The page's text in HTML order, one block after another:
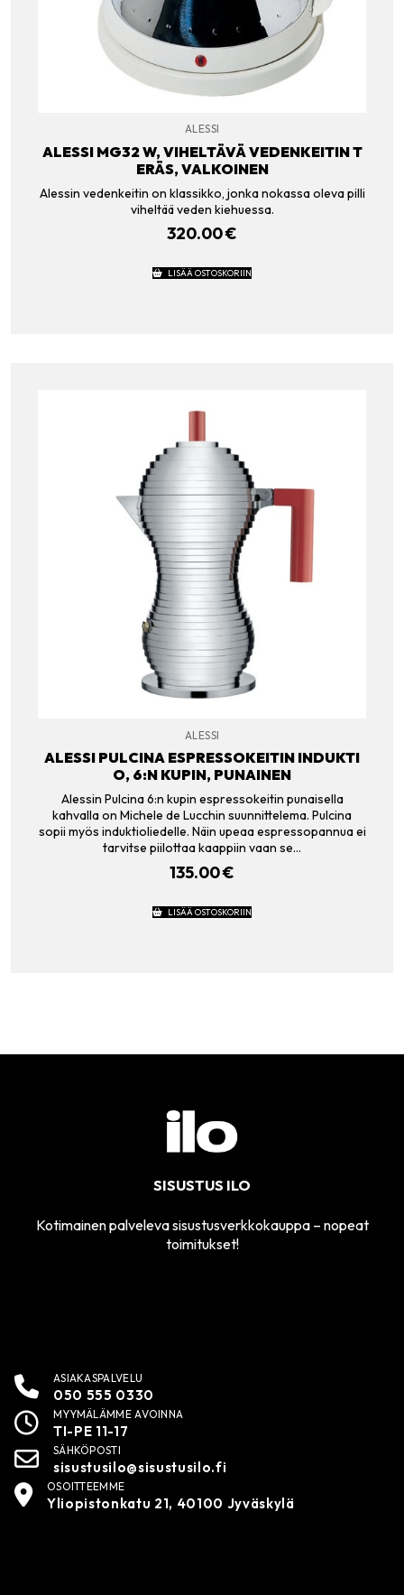
ALESSI
ALESSI MG32 W, VIHELTÄVÄ VEDENKEITIN T
ERÄS, VALKOINEN
Alessin vedenkeitin on klassikko, jonka nokassa oleva pilli
viheltää veden kiehuessa.
320.00€
LISÄÄ OSTOSKORIIN
ALESSI
ALESSI PULCINA ESPRESSOKEITIN INDUKTI
O, 6:N KUPIN, PUNAINEN
Alessin Pulcina 6:n kupin espressokeitin punaisella
kahvalla on Michele de Lucchin suunnittelema. Pulcina
sopii myös induktioliedelle. Näin upeaa espressopannua ei
tarvitse piilottaa kaappiin vaan se…
135.00€
LISÄÄ OSTOSKORIIN
SISUSTUS ILO
Kotimainen palveleva sisustusverkkokauppa – nopeat
toimitukset!
ASIAKASPALVELU
050 555 0330
MYYMÄLÄMME AVOINNA
TI-PE 11-17
SÄHKÖPOSTI
sisustusilo@sisustusilo.fi
OSOITTEEMME
Yliopistonkatu 21, 40100 Jyväskylä